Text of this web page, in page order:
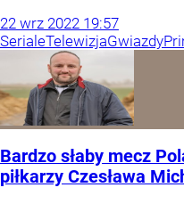
22 wrz 2022 19:57
SerialeTelewizjaGwiazdy
Bardzo słaby mecz
piłkarzy Czesława